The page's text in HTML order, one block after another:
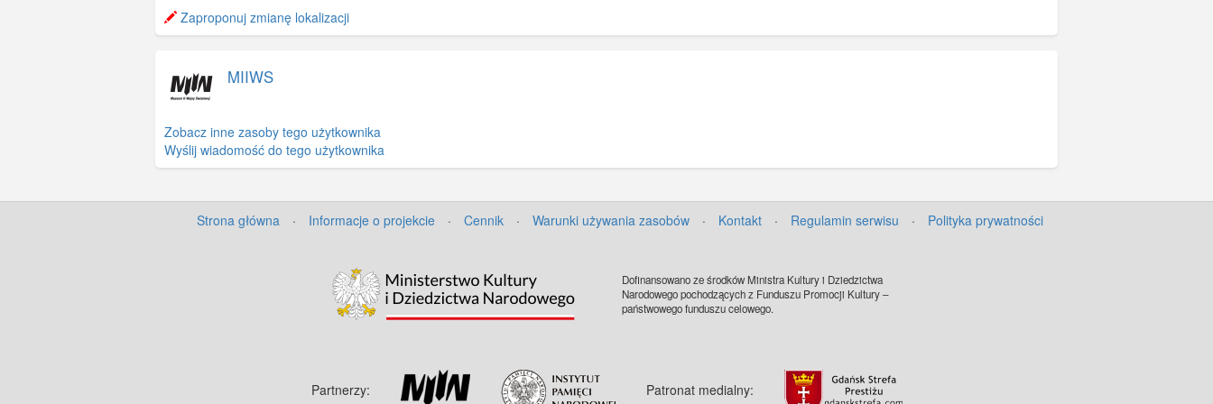
−
Zaproponuj zmianę lokalizacji
MIIWS
Zobacz inne zasoby tego użytkownika
Wyślij wiadomość do tego użytkownika
Strona główna · Informacje o projekcie · Cennik · Warunki używania zasobów · Kontakt · Regulamin serwisu · Polityka prywatności
Dofinansowano ze środków Ministra Kultury i Dziedzictwa
Narodowego pochodzących z Funduszu Promocji Kultury –
państwowego funduszu celowego.
Partnerzy: Patronat medialny: